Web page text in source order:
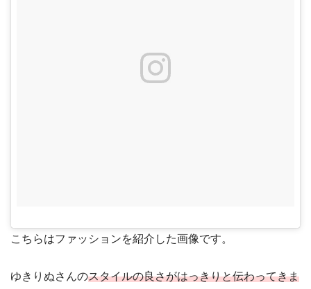
こちらはファッションを紹介した画像です。
ゆきりぬさんのスタイルの良さがはっきりと伝わってきま